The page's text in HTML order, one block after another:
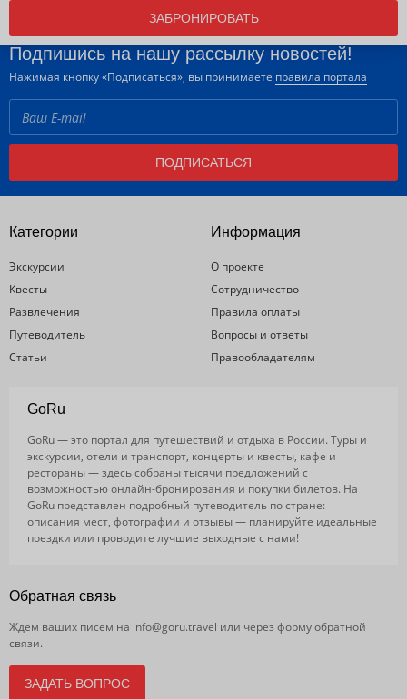
ЗАБРОНИРОВАТЬ
Подпишись на нашу рассылку новостей!
Нажимая кнопку «Подписаться», вы принимаете правила портала
ПОДПИСАТЬСЯ
Категории
Экскурсии
Квесты
Развлечения
Путеводитель
Статьи
Информация
О проекте
Сотрудничество
Правила оплаты
Вопросы и ответы
Правообладателям
GoRu
GoRu — это портал для путешествий и отдыха в России. Туры и
экскурсии, отели и транспорт, концерты и квесты, кафе и
рестораны — здесь собраны тысячи предложений с
возможностью онлайн-бронирования и покупки билетов. На
GoRu представлен подробный путеводитель по стране:
описания мест, фотографии и отзывы — планируйте идеальные
поездки или проводите лучшие выходные с нами!
Обратная связь
Ждем ваших писем на info@goru.travel или через форму обратной
связи.
ЗАДАТЬ ВОПРОС